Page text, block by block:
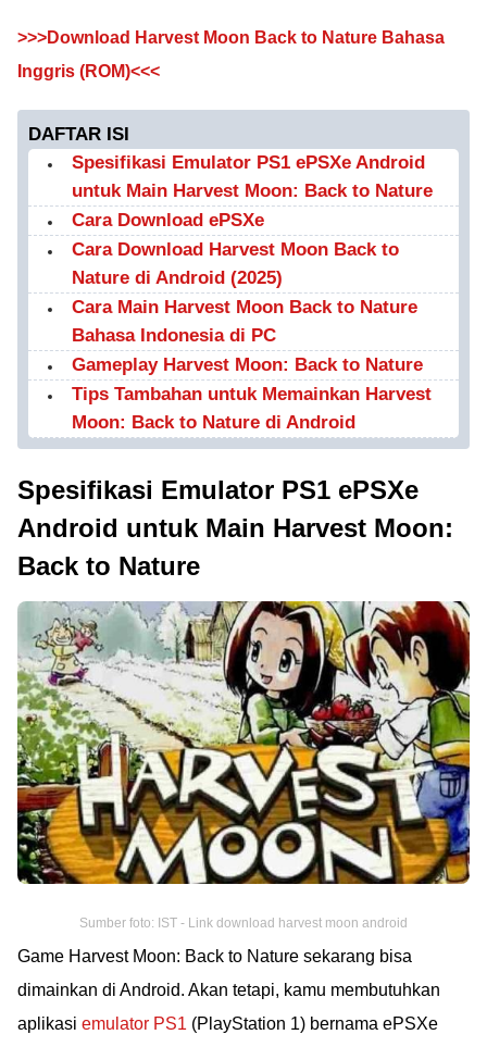
>>>Download Harvest Moon Back to Nature Bahasa
Inggris (ROM)<<<
DAFTAR ISI
Spesifikasi Emulator PS1 ePSXe Android
untuk Main Harvest Moon: Back to Nature
Cara Download ePSXe
Cara Download Harvest Moon Back to
Nature di Android (2025)
Cara Main Harvest Moon Back to Nature
Bahasa Indonesia di PC
Gameplay Harvest Moon: Back to Nature
Tips Tambahan untuk Memainkan Harvest
Moon: Back to Nature di Android
Spesifikasi Emulator PS1 ePSXe
Android untuk Main Harvest Moon:
Back to Nature
Sumber foto: IST - Link download harvest moon android
Game Harvest Moon: Back to Nature sekarang bisa
dimainkan di Android. Akan tetapi, kamu membutuhkan
aplikasi emulator PS1 (PlayStation 1) bernama ePSXe